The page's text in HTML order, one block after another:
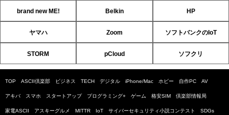
brand new ME! Belkin HP
ヤマハ Zoom ソフトバンクのIoT
STORM pCloud ソフクリ
TOP ASCII倶楽部 ビジネス TECH デジタル iPhone/Mac ホビー 自作PC AV
アキバ スマホ スタートアップ プログラミング+ ゲーム 格安SIM 倶楽部情報局
家電ASCII アスキーグルメ MITTR IoT サイバーセキュリティ小説コンテスト SDGs